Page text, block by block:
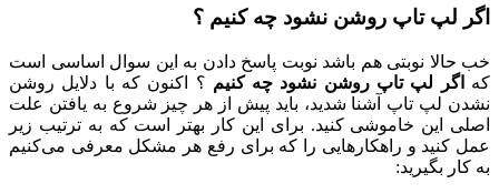
اگر لپ تاپ روشن نشود چه کنیم ؟
خب حالا نوبتی هم باشد نوبت پاسخ دادن به این سوال اساسی است
که اگر لپ تاپ روشن نشود چه کنیم ؟ اکنون که با دلایل روشن
نشدن لپ تاپ آشنا شدید، باید پیش از هر چیز شروع به یافتن علت
اصلی این خاموشی کنید. برای این کار بهتر است که به ‌ترتیب زیر
عمل کنید و راهکارهایی را که برای رفع هر مشکل معرفی می‌کنیم
به کار بگیرید: